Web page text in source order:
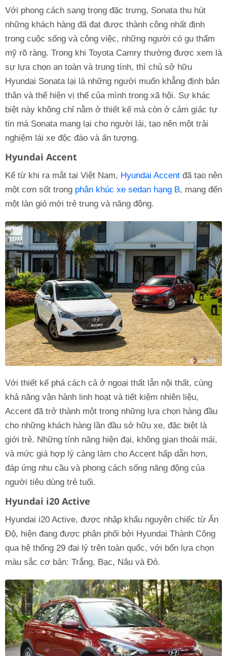
Với phong cách sang trọng đặc trưng, Sonata thu hút
những khách hàng đã đạt được thành công nhất định
trong cuộc sống và công việc, những người có gu thẩm
mỹ rõ ràng. Trong khi Toyota Camry thường được xem là
sự lựa chọn an toàn và trung tính, thì chủ sở hữu
Hyundai Sonata lại là những người muốn khẳng định bản
thân và thể hiện vị thế của mình trong xã hội. Sự khác
biệt này không chỉ nằm ở thiết kế mà còn ở cảm giác tự
tin mà Sonata mang lại cho người lái, tạo nên một trải
nghiệm lái xe độc đáo và ấn tượng.
Hyundai Accent
Kể từ khi ra mắt tại Việt Nam, Hyundai Accent đã tạo nên
một cơn sốt trong phân khúc xe sedan hạng B, mang đến
một làn gió mới trẻ trung và năng động.
Với thiết kế phá cách cả ở ngoại thất lẫn nội thất, cùng
khả năng vận hành linh hoạt và tiết kiệm nhiên liệu,
Accent đã trở thành một trong những lựa chọn hàng đầu
cho những khách hàng lần đầu sở hữu xe, đặc biệt là
giới trẻ. Những tính năng hiện đại, không gian thoải mái,
và mức giá hợp lý càng làm cho Accent hấp dẫn hơn,
đáp ứng nhu cầu và phong cách sống năng động của
người tiêu dùng trẻ tuổi.
Hyundai i20 Active
Hyundai i20 Active, được nhập khẩu nguyên chiếc từ Ấn
Độ, hiện đang được phân phối bởi Hyundai Thành Công
qua hệ thống 29 đại lý trên toàn quốc, với bốn lựa chọn
màu sắc cơ bản: Trắng, Bạc, Nâu và Đỏ.